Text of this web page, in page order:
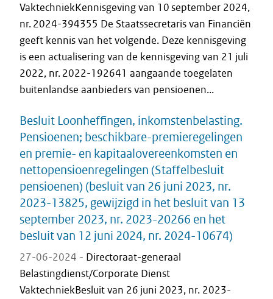
VaktechniekKennisgeving van 10 september 2024,
nr. 2024-394355 De Staatssecretaris van Financiën
geeft kennis van het volgende. Deze kennisgeving
is een actualisering van de kennisgeving van 21 juli
2022, nr. 2022-192641 aangaande toegelaten
buitenlandse aanbieders van pensioenen...
Besluit Loonheffingen, inkomstenbelasting.
Pensioenen; beschikbare-premieregelingen
en premie- en kapitaalovereenkomsten en
nettopensioenregelingen (Staffelbesluit
pensioenen) (besluit van 26 juni 2023, nr.
2023-13825, gewijzigd in het besluit van 13
september 2023, nr. 2023-20266 en het
besluit van 12 juni 2024, nr. 2024-10674)
27-06-2024 - Directoraat-generaal
Belastingdienst/Corporate Dienst
VaktechniekBesluit van 26 juni 2023, nr. 2023-